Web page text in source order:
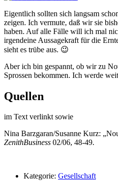
Eigentlich sollten sich langsam
zeigen. Ich vermute, daß wir sie
haben. Auf alle Fälle will ich mal
irgendeine Aussagekraft für die
sieht es trübe aus. 😉
Aber ich bin gespannt, ob wir zu
Sprossen bekommen. Ich werde
Quellen
im Text verlinkt sowie
Nina Barzgaran/Susanne Kurz:
ZenithBusiness 02/06, 48-49.
Kategorie: Gesellschaft